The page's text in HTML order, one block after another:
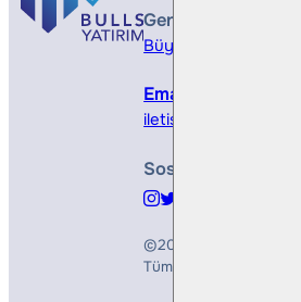
Genel Müdürlük
Büyükdere Cad. No
Email
Sosyal Medya
©2026
Tüm Hakları Saklıdır